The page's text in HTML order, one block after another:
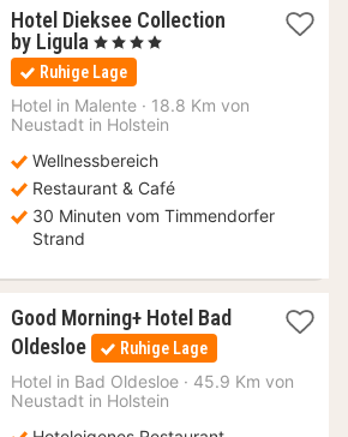
Hotel Dieksee Collection
by Ligula 1
Nacht
ab
99,70
€
, 4 Sterne
Ruhige Lage
Hotel in Malente · 18.8 Km von
Neustadt in Holstein
Wellnessbereich
Restaurant & Café
30 Minuten vom Timmendorfer
Strand
Good Morning+ Hotel Bad
Oldesloe 1
Nacht
ab
71,10
Ruhige Lage
Hotel in Bad Oldesloe · 45.9 Km von
Neustadt in Holstein